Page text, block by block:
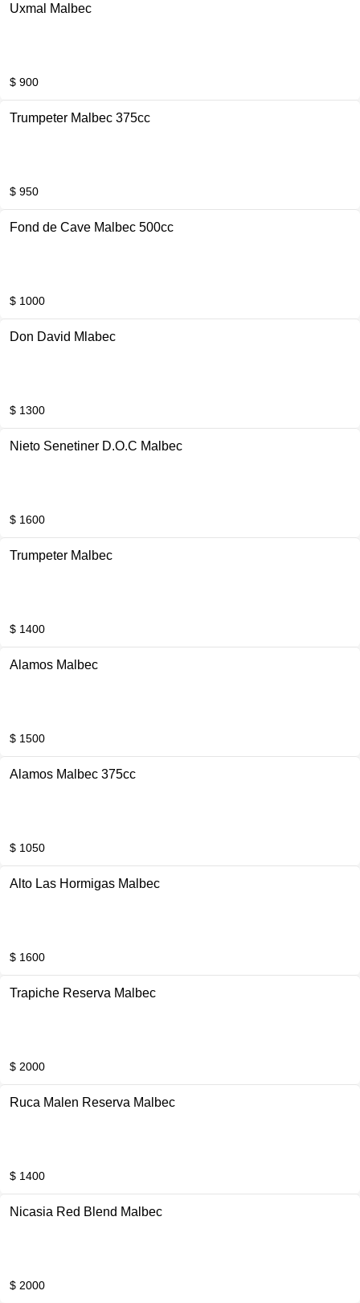
Uxmal Malbec
$ 900
Trumpeter Malbec 375cc
$ 950
Fond de Cave Malbec 500cc
$ 1000
Don David Mlabec
$ 1300
Nieto Senetiner D.O.C Malbec
$ 1600
Trumpeter Malbec
$ 1400
Alamos Malbec
$ 1500
Alamos Malbec 375cc
$ 1050
Alto Las Hormigas Malbec
$ 1600
Trapiche Reserva Malbec
$ 2000
Ruca Malen Reserva Malbec
$ 1400
Nicasia Red Blend Malbec
$ 2000